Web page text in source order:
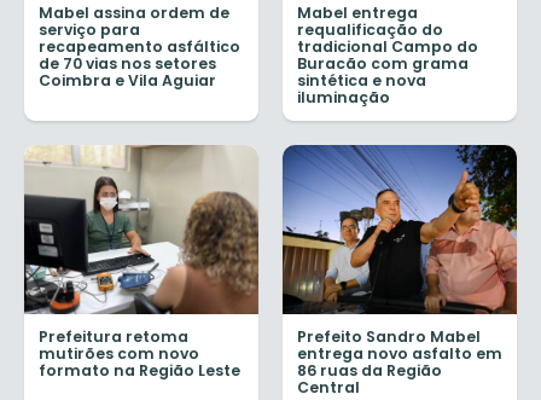
Mabel assina ordem de
serviço para
recapeamento asfáltico
de 70 vias nos setores
Coimbra e Vila Aguiar
Mabel entrega
requalificação do
tradicional Campo do
Buracão com grama
sintética e nova
iluminação
Prefeitura retoma
mutirões com novo
formato na Região Leste
Prefeito Sandro Mabel
entrega novo asfalto em
86 ruas da Região
Central